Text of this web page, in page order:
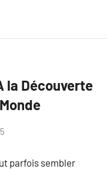
la Découverte
parfois sembler